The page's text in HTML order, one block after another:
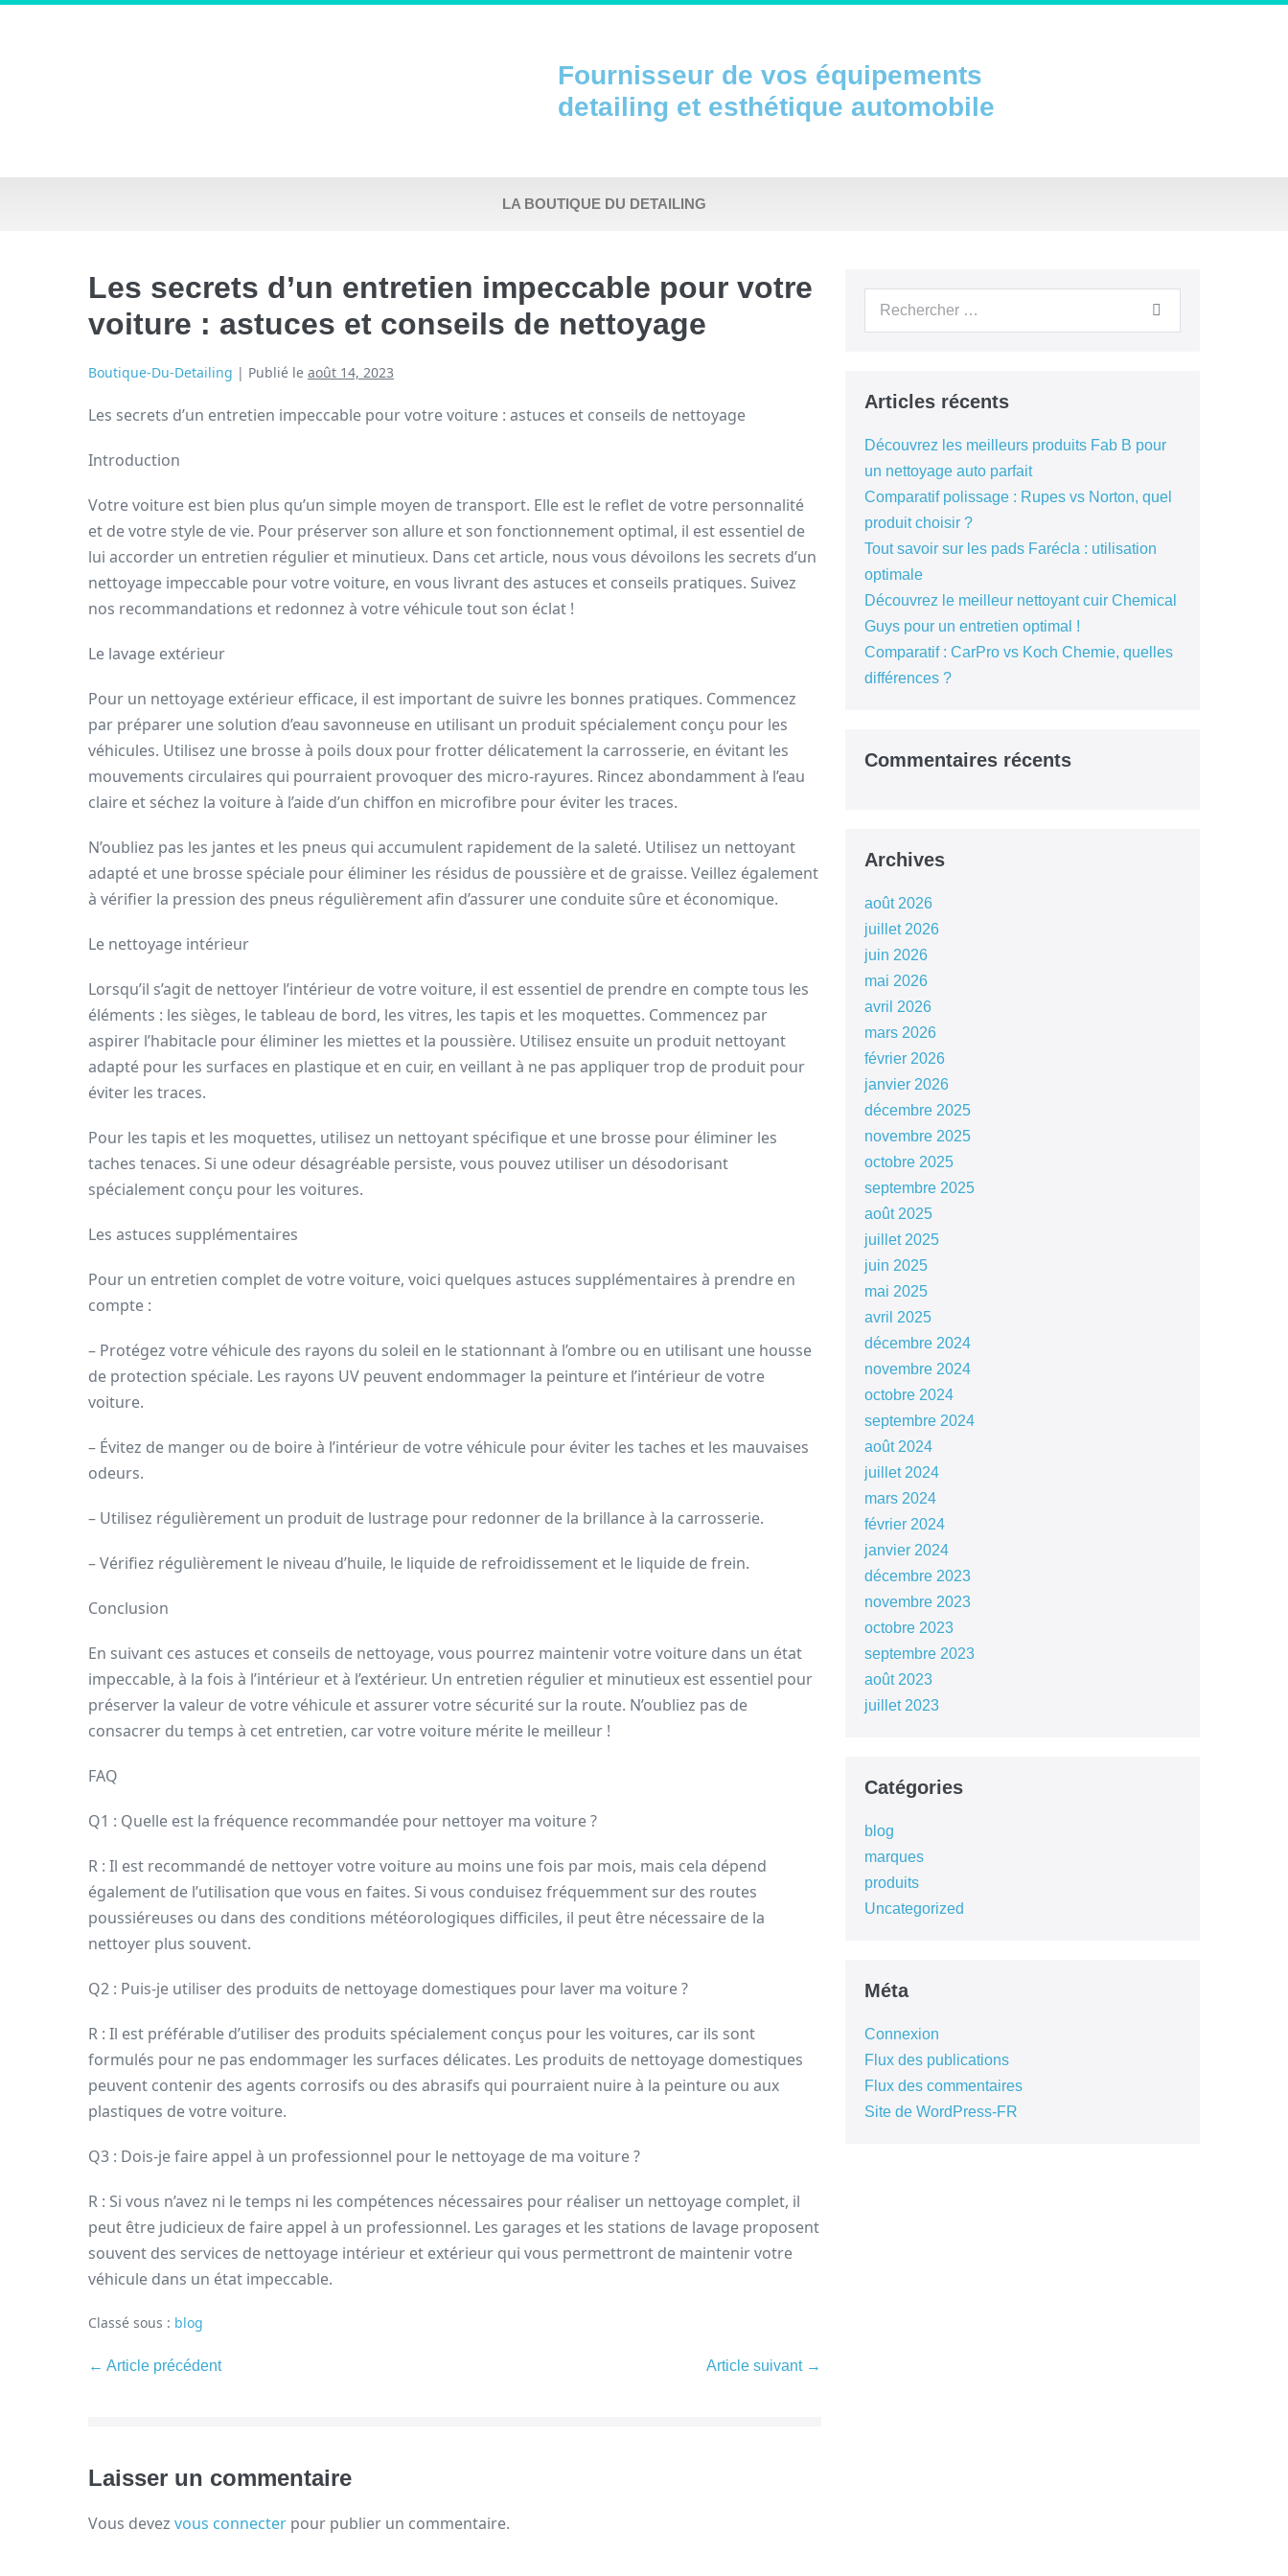
Fournisseur de vos équipements
detailing et esthétique automobile
LA BOUTIQUE DU DETAILING
Les secrets d’un entretien impeccable pour votre
voiture : astuces et conseils de nettoyage
Boutique-Du-Detailing | Publié le août 14, 2023
Les secrets d’un entretien impeccable pour votre voiture : astuces et conseils de nettoyage
Introduction
Votre voiture est bien plus qu’un simple moyen de transport. Elle est le reflet de votre personnalité
et de votre style de vie. Pour préserver son allure et son fonctionnement optimal, il est essentiel de
lui accorder un entretien régulier et minutieux. Dans cet article, nous vous dévoilons les secrets d’un
nettoyage impeccable pour votre voiture, en vous livrant des astuces et conseils pratiques. Suivez
nos recommandations et redonnez à votre véhicule tout son éclat !
Le lavage extérieur
Pour un nettoyage extérieur efficace, il est important de suivre les bonnes pratiques. Commencez
par préparer une solution d’eau savonneuse en utilisant un produit spécialement conçu pour les
véhicules. Utilisez une brosse à poils doux pour frotter délicatement la carrosserie, en évitant les
mouvements circulaires qui pourraient provoquer des micro-rayures. Rincez abondamment à l’eau
claire et séchez la voiture à l’aide d’un chiffon en microfibre pour éviter les traces.
N’oubliez pas les jantes et les pneus qui accumulent rapidement de la saleté. Utilisez un nettoyant
adapté et une brosse spéciale pour éliminer les résidus de poussière et de graisse. Veillez également
à vérifier la pression des pneus régulièrement afin d’assurer une conduite sûre et économique.
Le nettoyage intérieur
Lorsqu’il s’agit de nettoyer l’intérieur de votre voiture, il est essentiel de prendre en compte tous les
éléments : les sièges, le tableau de bord, les vitres, les tapis et les moquettes. Commencez par
aspirer l’habitacle pour éliminer les miettes et la poussière. Utilisez ensuite un produit nettoyant
adapté pour les surfaces en plastique et en cuir, en veillant à ne pas appliquer trop de produit pour
éviter les traces.
Pour les tapis et les moquettes, utilisez un nettoyant spécifique et une brosse pour éliminer les
taches tenaces. Si une odeur désagréable persiste, vous pouvez utiliser un désodorisant
spécialement conçu pour les voitures.
Les astuces supplémentaires
Pour un entretien complet de votre voiture, voici quelques astuces supplémentaires à prendre en
compte :
– Protégez votre véhicule des rayons du soleil en le stationnant à l’ombre ou en utilisant une housse
de protection spéciale. Les rayons UV peuvent endommager la peinture et l’intérieur de votre
voiture.
– Évitez de manger ou de boire à l’intérieur de votre véhicule pour éviter les taches et les mauvaises
odeurs.
– Utilisez régulièrement un produit de lustrage pour redonner de la brillance à la carrosserie.
– Vérifiez régulièrement le niveau d’huile, le liquide de refroidissement et le liquide de frein.
Conclusion
En suivant ces astuces et conseils de nettoyage, vous pourrez maintenir votre voiture dans un état
impeccable, à la fois à l’intérieur et à l’extérieur. Un entretien régulier et minutieux est essentiel pour
préserver la valeur de votre véhicule et assurer votre sécurité sur la route. N’oubliez pas de
consacrer du temps à cet entretien, car votre voiture mérite le meilleur !
FAQ
Q1 : Quelle est la fréquence recommandée pour nettoyer ma voiture ?
R : Il est recommandé de nettoyer votre voiture au moins une fois par mois, mais cela dépend
également de l’utilisation que vous en faites. Si vous conduisez fréquemment sur des routes
poussiéreuses ou dans des conditions météorologiques difficiles, il peut être nécessaire de la
nettoyer plus souvent.
Q2 : Puis-je utiliser des produits de nettoyage domestiques pour laver ma voiture ?
R : Il est préférable d’utiliser des produits spécialement conçus pour les voitures, car ils sont
formulés pour ne pas endommager les surfaces délicates. Les produits de nettoyage domestiques
peuvent contenir des agents corrosifs ou des abrasifs qui pourraient nuire à la peinture ou aux
plastiques de votre voiture.
Q3 : Dois-je faire appel à un professionnel pour le nettoyage de ma voiture ?
R : Si vous n’avez ni le temps ni les compétences nécessaires pour réaliser un nettoyage complet, il
peut être judicieux de faire appel à un professionnel. Les garages et les stations de lavage proposent
souvent des services de nettoyage intérieur et extérieur qui vous permettront de maintenir votre
véhicule dans un état impeccable.
Classé sous : blog
← Article précédent Article suivant →
Laisser un commentaire
Vous devez vous connecter pour publier un commentaire.
Articles récents
Découvrez les meilleurs produits Fab B pour
un nettoyage auto parfait
Comparatif polissage : Rupes vs Norton, quel
produit choisir ?
Tout savoir sur les pads Farécla : utilisation
optimale
Découvrez le meilleur nettoyant cuir Chemical
Guys pour un entretien optimal !
Comparatif : CarPro vs Koch Chemie, quelles
différences ?
Commentaires récents
Archives
août 2026
juillet 2026
juin 2026
mai 2026
avril 2026
mars 2026
février 2026
janvier 2026
décembre 2025
novembre 2025
octobre 2025
septembre 2025
août 2025
juillet 2025
juin 2025
mai 2025
avril 2025
décembre 2024
novembre 2024
octobre 2024
septembre 2024
août 2024
juillet 2024
mars 2024
février 2024
janvier 2024
décembre 2023
novembre 2023
octobre 2023
septembre 2023
août 2023
juillet 2023
Catégories
blog
marques
produits
Uncategorized
Méta
Connexion
Flux des publications
Flux des commentaires
Site de WordPress-FR